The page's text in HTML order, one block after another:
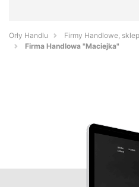
Orły Handlu
Firmy Handlowe,
Firma Handlowa "Maciejka"